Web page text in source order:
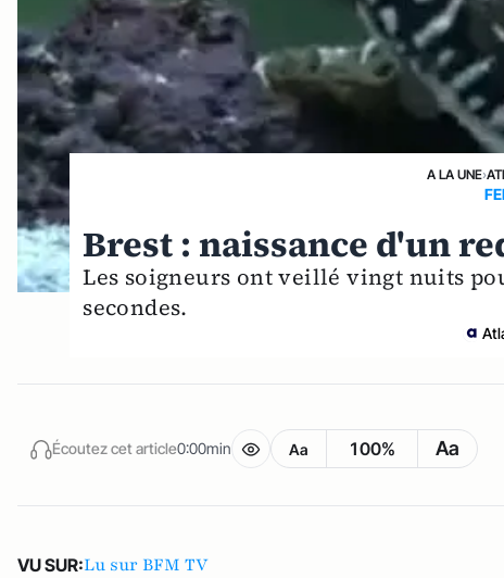
A LA UNE›
Brest : naissance d'un
Les soigneurs ont veillé vingt nuits
secondes.
Écoutez cet article0:00min Aa 100% Aa
VU SUR:Lu sur BFM TV